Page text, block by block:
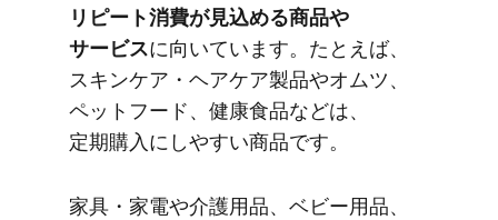
リピート消費が​見込める​商品や​
サービスに​向いています。​たとえば、​
スキンケア・ヘアケア製品や​オムツ、​
ペットフード、​健康食品などは、​
定期購入にしやすい​商品です。
家具・​家電や​介護用品、​ベビー用品、​